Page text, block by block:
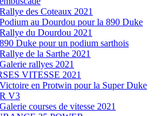
Rallye des Coteaux 2021
Podium au Dourdou pour la 890 Duke
Rallye du Dourdou 2021
890 Duke pour un podium sarthois
Rallye de la Sarthe 2021
Galerie rallyes 2021
VITESSE 2021
Victoire en Protwin pour la Super Duke
R V3
Galerie courses de vitesse 2021